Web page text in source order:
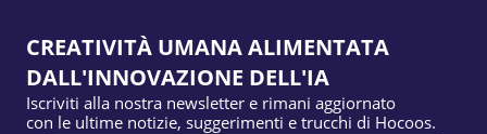
CREATIVITÀ UMANA ALIMENTATA
DALL'INNOVAZIONE DELL'IA
Iscriviti alla nostra newsletter e rimani aggiornato
con le ultime notizie, suggerimenti e trucchi di Hocoos.